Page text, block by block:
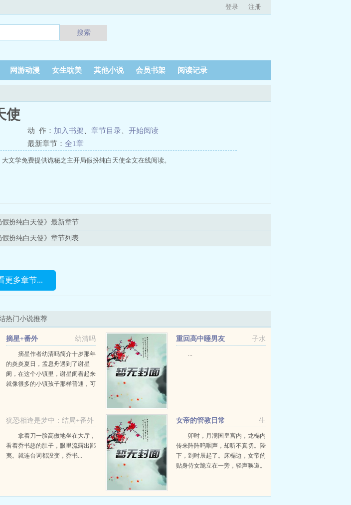
登录 注册
搜索
网游动漫 女生耽美 其他小说 会员书架 阅读记录
使
动 作： 加入书架 章节目录
开始阅读
最新章节： 全1章
文学免费提供诡秘之主开局假扮纯白天使全文在线阅读。
假扮纯白天使》最新章节
假扮纯白天使》章节列表
更多章节...
热门小说推荐
幼清吗
摘星+番外
摘星作者幼清吗简介十岁那年
的炎炎夏日，孟息舟遇到了谢星
阑，在这个小镇里，谢星阑看起来
就像很多的小镇孩子那样普通，可
住让他趋之若鹜。他看...
子水
重回高中睡男友
...
犹恐相逢是梦中：结局+番外
乔书慈乔司野
乔书慈乔司野
拿着刀一脸高傲地坐在大厅，
看着乔书慈的肚子，眼里流露出鄙
夷。就连台词都没变，乔书...
生
女帝的管教日常
卯时，月满国皇宫内，龙榻内
传来阵阵呜咽声，却听不真切。陛
下，到时辰起了。床榻边，女帝的
贴身侍女跪立在一旁，轻声唤道。
幔。只见龙榻上...